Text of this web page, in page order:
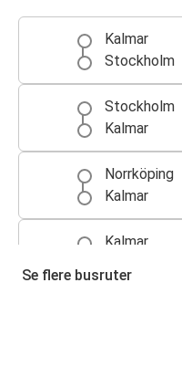
Kalmar
Stockholm
Stockholm
Kalmar
Norrköping
Kalmar
Kalmar
Se flere busruter